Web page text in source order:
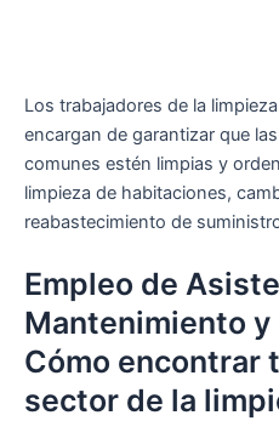
Los trabajadores de la
encargan de garantizar que
comunes estén limpias y
limpieza de habitaciones,
reabastecimiento de
Empleo de
Mantenimiento y
Cómo encontrar
sector de la